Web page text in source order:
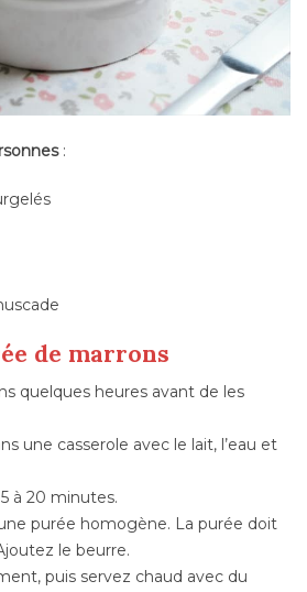
:
de marrons
quelques heures avant de les
une casserole avec le lait, l’eau et
à 20 minutes.
purée homogène. La purée doit
le beurre.
puis servez chaud avec du